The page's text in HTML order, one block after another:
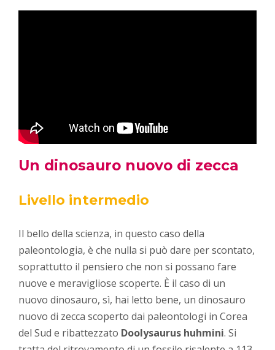
Un dinosauro nuovo di zecca
Livello intermedio
Il bello della scienza, in questo caso della
paleontologia, è che nulla si può dare per scontato,
soprattutto il pensiero che non si possano fare
nuove e meravigliose scoperte. È il caso di un
nuovo dinosauro, sì, hai letto bene, un dinosauro
nuovo di zecca scoperto dai paleontologi in Corea
del Sud e ribattezzato Doolysaurus huhmini. Si